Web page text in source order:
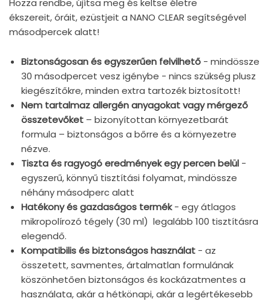
ékszereit, óráit, ezüstjeit a NANO CLEAR segítségével
másodpercek alatt!
Biztonságosan és egyszerűen felvilhető - mindössze
30 másodpercet vesz igénybe - nincs szükség plusz
kiegészítőkre, minden extra tartozék biztosított!
Nem tartalmaz allergén anyagokat vagy mérgező
összetevőket – bizonyítottan környezetbarát
formula – biztonságos a bőrre és a környezetre
nézve.
Tiszta és ragyogó eredmények egy percen belül -
egyszerű, könnyű tisztítási folyamat, mindössze
néhány másodperc alatt
Hatékony és gazdaságos termék- egy átlagos
mikropolírozó tégely (30 ml) legalább 100 tisztításra
elegendő.
Kompatibilis és biztonságos használat - az
összetett, savmentes, ártalmatlan formulának
köszönhetően biztonságos és kockázatmentes a
használata, akár a hétkönapi, akár a legértékesebb